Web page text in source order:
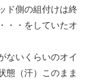
ド側の組付けは終
・・をしていたオ
ないくらいのオイ
態（汗）このまま